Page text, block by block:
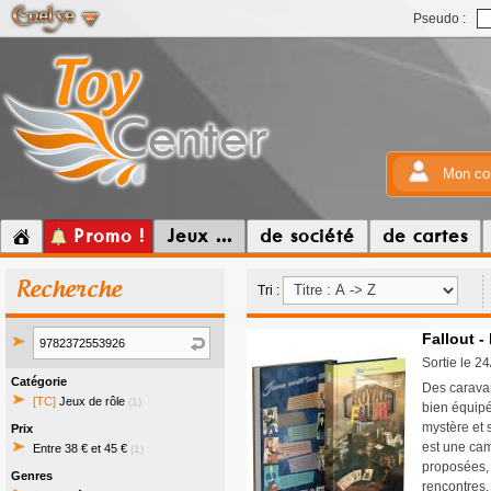
Pseudo :
Mon
Promo ! Jeux ... de société de cartes
Recherche
Catégorie
[TC] Jeux de rôle (1)
Prix
Entre 38 € et 45 € (1)
Genres
Tri :
Fallout -
Sortie le
Des
bien
mystère et
est une